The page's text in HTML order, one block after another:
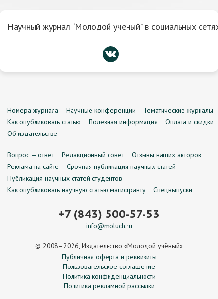
Научный журнал “Молодой ученый” в социальных
Номера журнала Научные конференции
Тематические журналы
Как опубликовать статью
Полезная информация
Оплата и скидки
Об издательстве
Вопрос — ответ Редакционный совет
Отзывы наших авторов
Реклама на сайте
Срочная публикация научных статей
Публикация научных статей студентов
Как опубликовать научную статью магистранту
Спецвыпуски
+7 (843) 500-57-53
info@moluch.ru
© 2008–2026, Издательство «Молодой учёный»
Публичная оферта и реквизиты
Пользовательское соглашение
Политика конфиденциальности
Политика рекламной рассылки